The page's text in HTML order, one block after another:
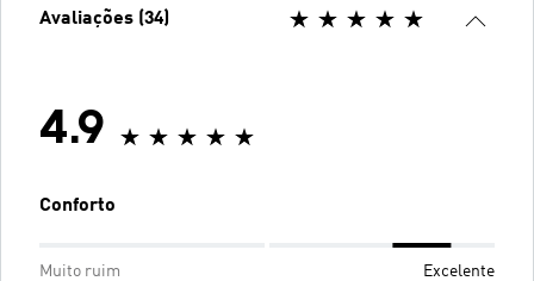
Avaliações (34)
4.9
Conforto
Muito ruim Excelente